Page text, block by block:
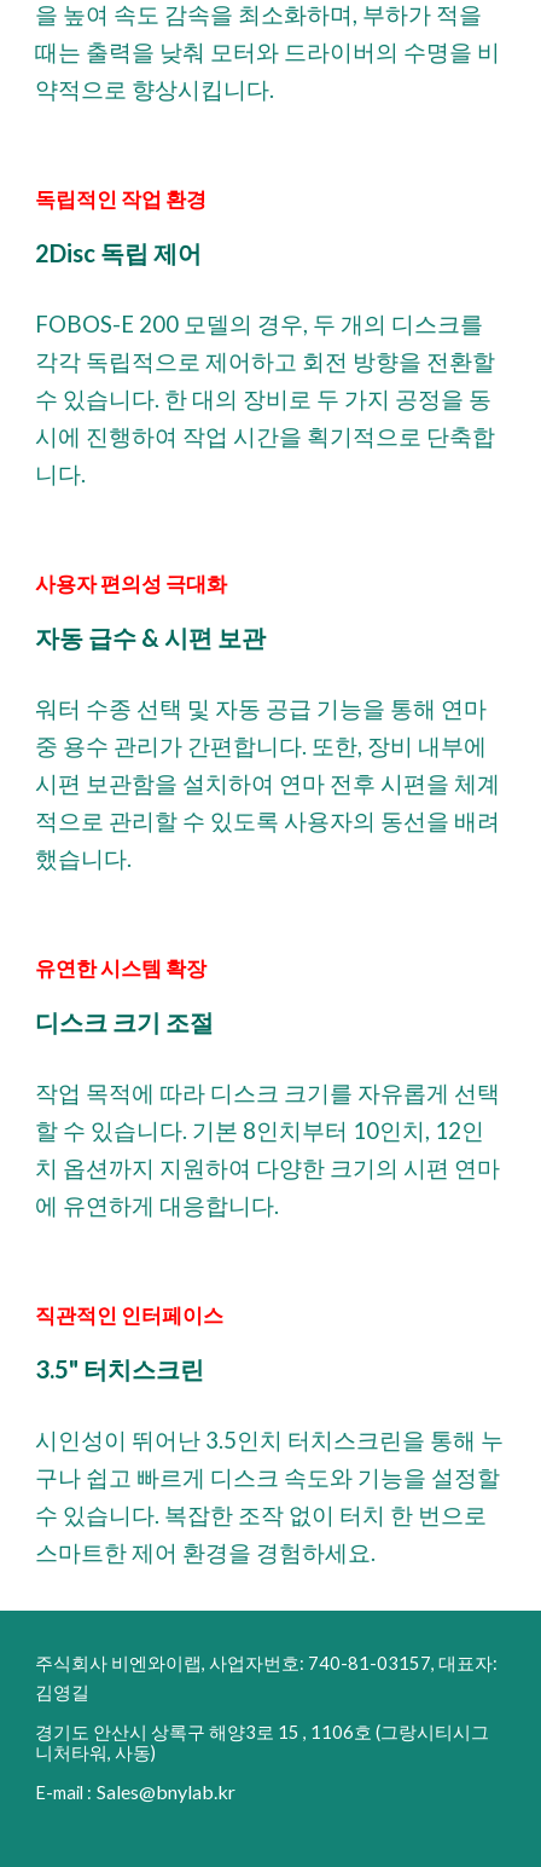
을 높여 속도 감속을 최소화하며, 부하가 적을
때는 출력을 낮춰 모터와 드라이버의 수명을 비
약적으로 향상시킵니다.
독립적인 작업 환경
2Disc 독립 제어
FOBOS-E 200 모델의 경우, 두 개의 디스크를
각각 독립적으로 제어하고 회전 방향을 전환할
수 있습니다. 한 대의 장비로 두 가지 공정을 동
시에 진행하여 작업 시간을 획기적으로 단축합
니다.
사용자 편의성 극대화
자동 급수 & 시편 보관
워터 수종 선택 및 자동 공급 기능을 통해 연마
중 용수 관리가 간편합니다. 또한, 장비 내부에
시편 보관함을 설치하여 연마 전후 시편을 체계
적으로 관리할 수 있도록 사용자의 동선을 배려
했습니다.
유연한 시스템 확장
디스크 크기 조절
작업 목적에 따라 디스크 크기를 자유롭게 선택
할 수 있습니다. 기본 8인치부터 10인치, 12인
치 옵션까지 지원하여 다양한 크기의 시편 연마
에 유연하게 대응합니다.
직관적인 인터페이스
3.5" 터치스크린
시인성이 뛰어난 3.5인치 터치스크린을 통해 누
구나 쉽고 빠르게 디스크 속도와 기능을 설정할
수 있습니다. 복잡한 조작 없이 터치 한 번으로
스마트한 제어 환경을 경험하세요.
주식회사 비엔와이랩, 사업자번호: 740-81-03157, 대표자:
김영길
경기도 안산시 상록구 해양3로 15 , 1106호 (그랑시티시그
니처타워, 사동)
E-mail : Sales@bnylab.kr